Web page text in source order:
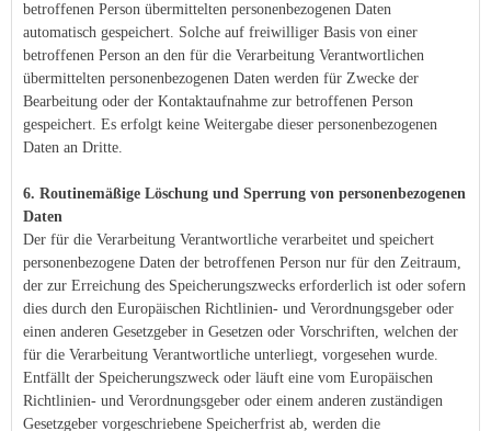
betroffenen Person übermittelten personenbezogenen Daten
automatisch gespeichert. Solche auf freiwilliger Basis von einer
betroffenen Person an den für die Verarbeitung Verantwortlichen
übermittelten personenbezogenen Daten werden für Zwecke der
Bearbeitung oder der Kontaktaufnahme zur betroffenen Person
gespeichert. Es erfolgt keine Weitergabe dieser personenbezogenen
Daten an Dritte.
6. Routinemäßige Löschung und Sperrung von personenbezogenen
Daten
Der für die Verarbeitung Verantwortliche verarbeitet und speichert
personenbezogene Daten der betroffenen Person nur für den Zeitraum,
der zur Erreichung des Speicherungszwecks erforderlich ist oder sofern
dies durch den Europäischen Richtlinien- und Verordnungsgeber oder
einen anderen Gesetzgeber in Gesetzen oder Vorschriften, welchen der
für die Verarbeitung Verantwortliche unterliegt, vorgesehen wurde.
Entfällt der Speicherungszweck oder läuft eine vom Europäischen
Richtlinien- und Verordnungsgeber oder einem anderen zuständigen
Gesetzgeber vorgeschriebene Speicherfrist ab, werden die